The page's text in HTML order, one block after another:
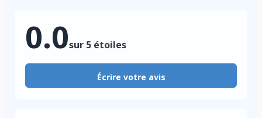
0.0sur 5 étoiles
Écrire votre avis